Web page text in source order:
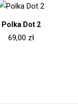
Polka Dot 2
69,00 zł